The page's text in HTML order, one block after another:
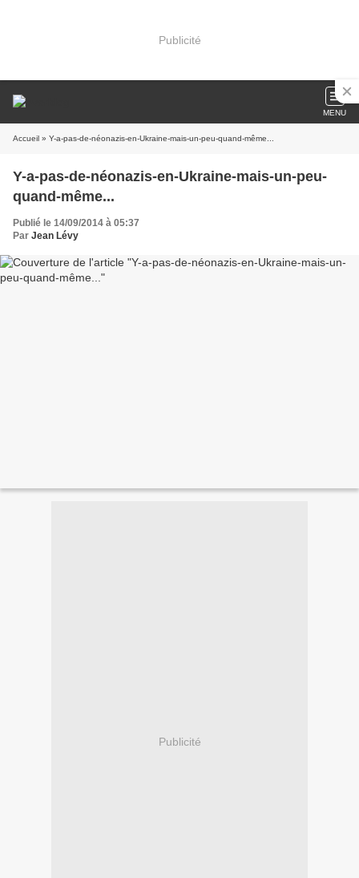
Publicité
MENU
Accueil » Y-a-pas-de-néonazis-en-Ukraine-mais-un-peu-quand-même...
Y-a-pas-de-néonazis-en-Ukraine-mais-un-peu-
quand-même...
Publié le 14/09/2014 à 05:37
Par Jean Lévy
Publicité